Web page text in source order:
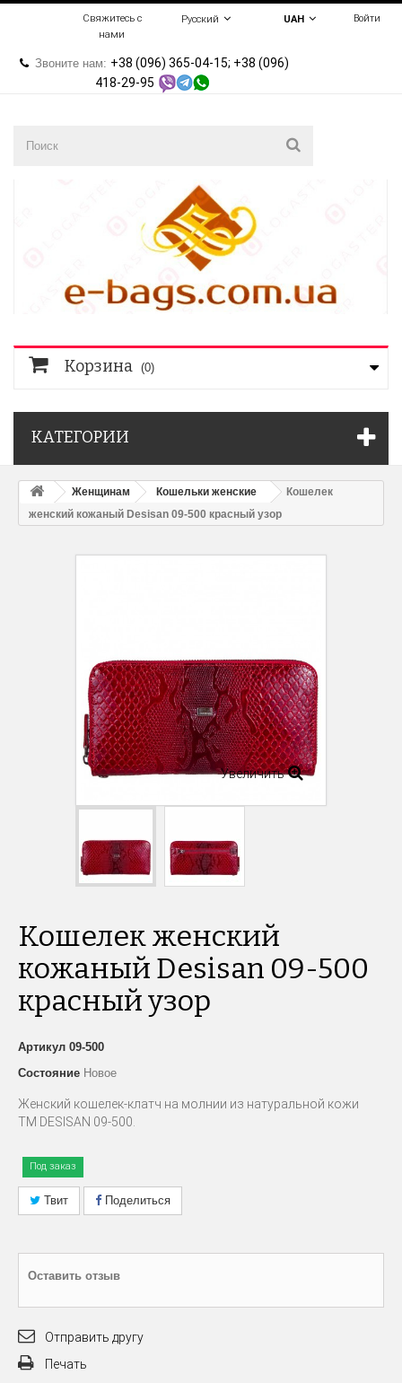
Войти
UAH
Русский
Свяжитесь с
нами
Звоните нам: +38 (096) 365-04-15; +38 (096)
418-29-95
Корзина (0)
КАТЕГОРИИ
Женщинам Кошельки женские
Кошелек
женский кожаный Desisan 09-500 красный узор
Увеличить
Кошелек женский
кожаный Desisan 09-500
красный узор
Артикул 09-500
Состояние Новое
Женский кошелек-клатч на молнии из натуральной кожи
ТМ DESISAN 09-500.
Под заказ
Твит Поделиться
Оставить отзыв
Отправить другу
Печать